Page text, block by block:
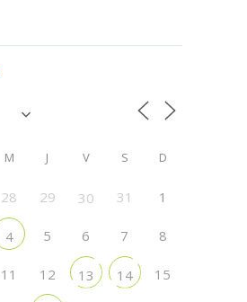
M J V S D
28 29 30 31 1
4 5 6 7 8
11 12 13 14 15